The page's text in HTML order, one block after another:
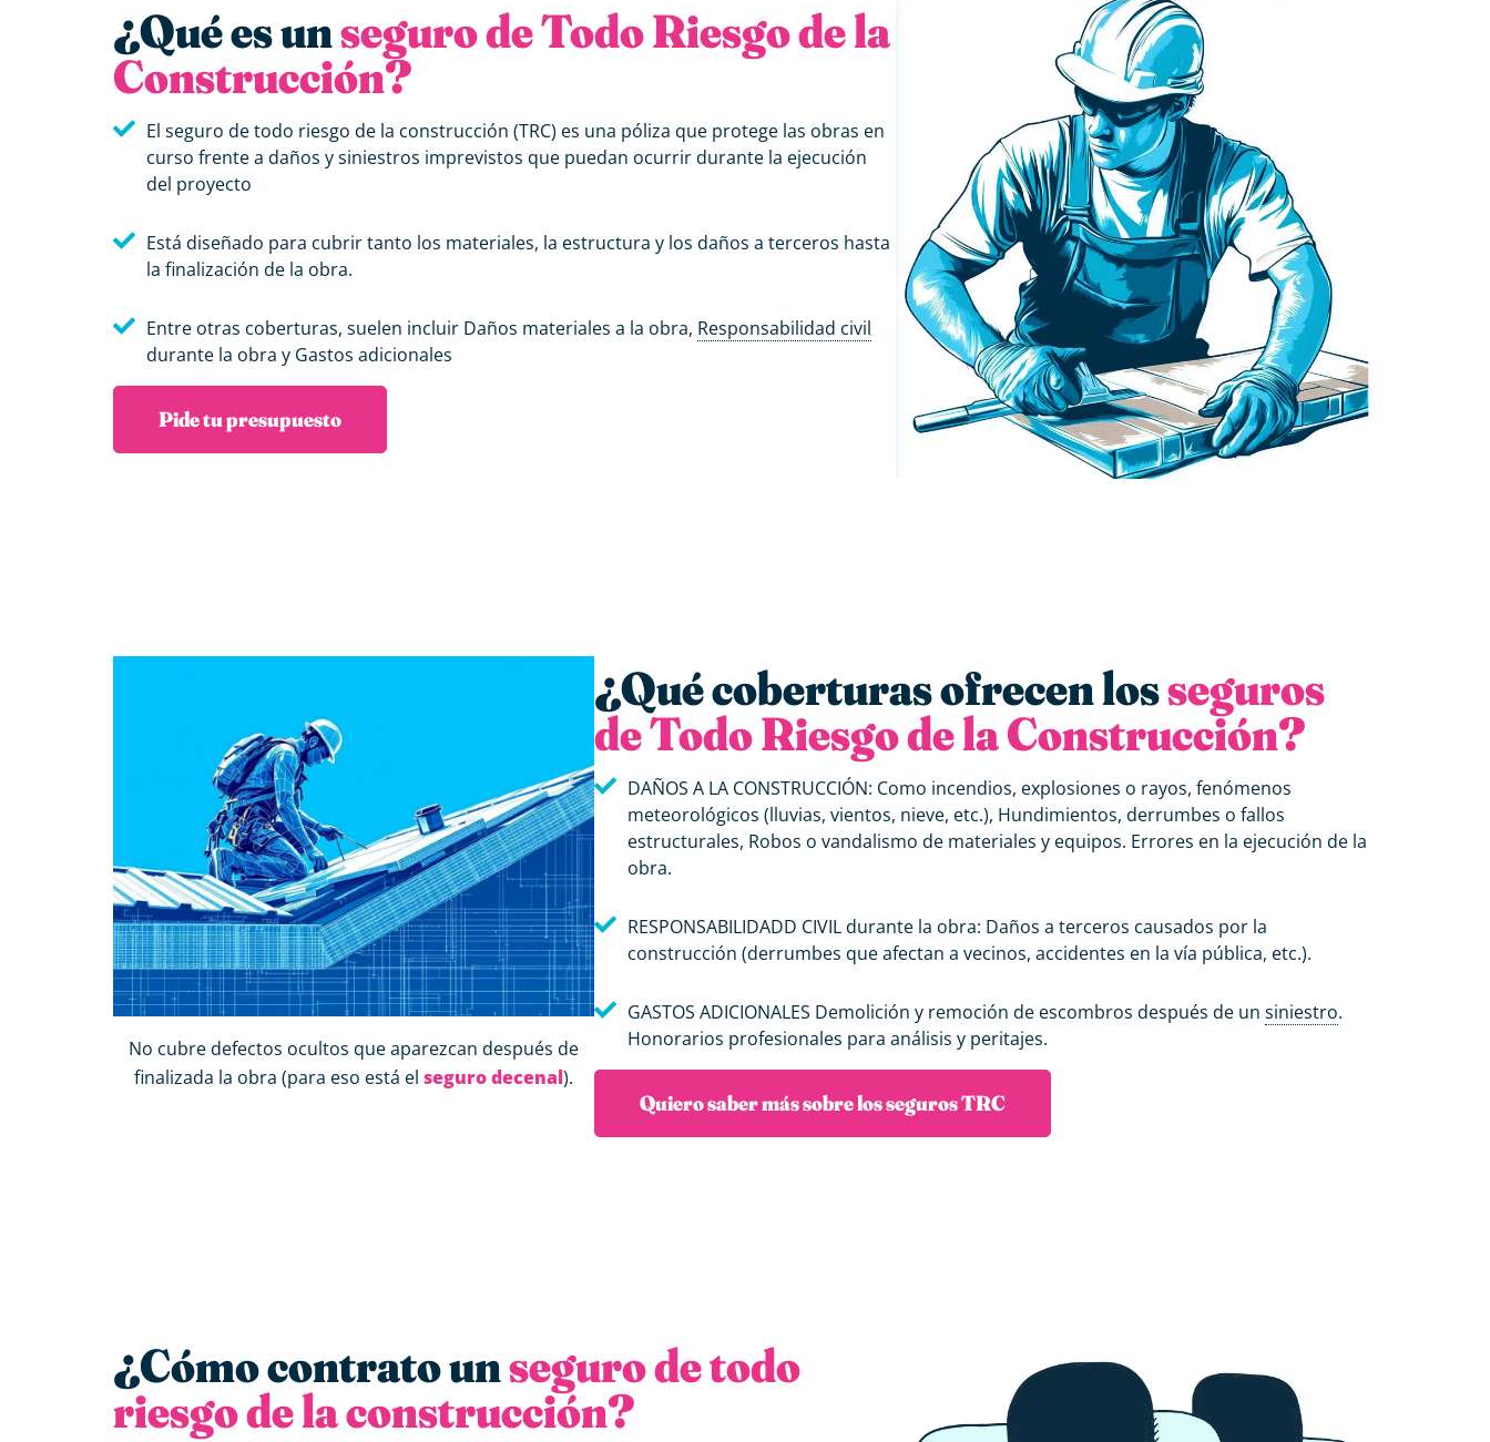
¿Qué es unseguro de Todo Riesgo de la
Construcción?
El seguro de todo riesgo de la construcción (TRC) es una póliza que protege las obras en
curso frente a daños y siniestros imprevistos que puedan ocurrir durante la ejecución
del proyecto
Está diseñado para cubrir tanto los materiales, la estructura y los daños a terceros hasta
la finalización de la obra.
Entre otras coberturas, suelen incluir Daños materiales a la obra, Responsabilidad civil
durante la obra y Gastos adicionales
Pide tu presupuesto
No cubre defectos ocultos que aparezcan después de
finalizada la obra (para eso está el seguro decenal).
¿Qué coberturas ofrecen losseguros
de Todo Riesgo de la Construcción?
DAÑOS A LA CONSTRUCCIÓN: Como incendios, explosiones o rayos, fenómenos
meteorológicos (lluvias, vientos, nieve, etc.), Hundimientos, derrumbes o fallos
estructurales, Robos o vandalismo de materiales y equipos. Errores en la ejecución de la
obra.
RESPONSABILIDADD CIVIL durante la obra: Daños a terceros causados por la
construcción (derrumbes que afectan a vecinos, accidentes en la vía pública, etc.).
GASTOS ADICIONALES Demolición y remoción de escombros después de un siniestro.
Honorarios profesionales para análisis y peritajes.
Quiero saber más sobre los seguros TRC
¿Cómo contrato unseguro de todo
riesgo de la construcción?